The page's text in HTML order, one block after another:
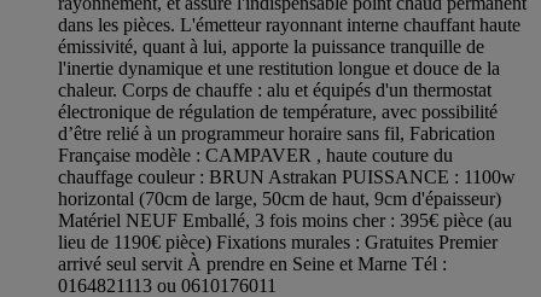
dans les pièces. L'émetteur rayonnant interne chauffant haute
émissivité, quant à lui, apporte la puissance tranquille de
l'inertie dynamique et une restitution longue et douce de la
chaleur. Corps de chauffe : alu et équipés d'un thermostat
électronique de régulation de température, avec possibilité
d’être relié à un programmeur horaire sans fil, Fabrication
Française modèle : CAMPAVER , haute couture du
chauffage couleur : BRUN Astrakan PUISSANCE : 1100w
horizontal (70cm de large, 50cm de haut, 9cm d'épaisseur)
Matériel NEUF Emballé, 3 fois moins cher : 395€ pièce (au
lieu de 1190€ pièce) Fixations murales : Gratuites Premier
arrivé seul servit À prendre en Seine et Marne Tél :
0164821113 ou 0610176011